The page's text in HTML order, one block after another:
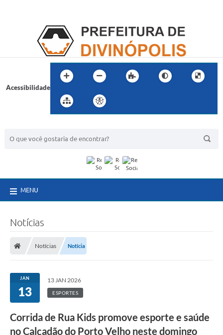
Acessibilidade
MENU
Notícias
Notícias Notícia
JAN
13
13 JAN 2026
ESPORTES
Corrida de Rua Kids promove esporte e saúde
no Calçadão do Porto Velho neste domingo